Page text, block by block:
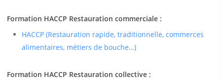
Formation HACCP Restauration commerciale :
HACCP (Restauration rapide, traditionnelle, commerces
alimentaires, métiers de bouche…)
Formation HACCP Restauration collective :